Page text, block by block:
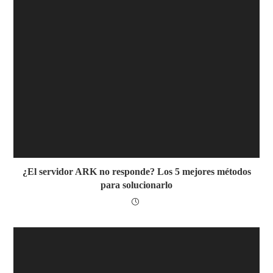
¿El servidor ARK no responde? Los 5 mejores métodos
para solucionarlo